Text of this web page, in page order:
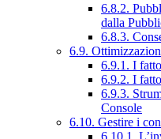
6.8.2.
dalla
6.8.3.
6.9.
6.9.1. I
6.9.2. I
6.9.3.
Console
6.10. Gestire i
6.10.1.